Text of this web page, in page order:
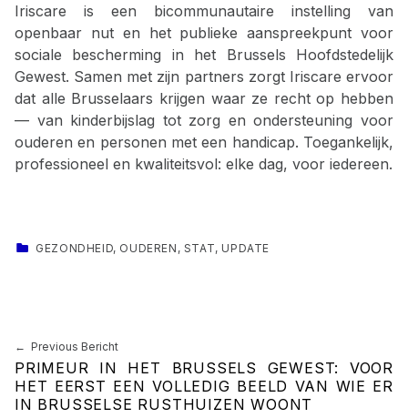
Iriscare is een bicommunautaire instelling van
openbaar nut en het publieke aanspreekpunt voor
sociale bescherming in het Brussels Hoofdstedelijk
Gewest. Samen met zijn partners zorgt Iriscare ervoor
dat alle Brusselaars krijgen waar ze recht op hebben
— van kinderbijslag tot zorg en ondersteuning voor
ouderen en personen met een handicap. Toegankelijk,
professioneel en kwaliteitsvol: elke dag, voor iedereen.
CATEGORIZED IN:
GEZONDHEID, OUDEREN , STAT,UPDATE
Berichtnavigatie
Previous Bericht
PRIMEUR IN HET BRUSSELS GEWEST: VOOR
HET EERST EEN VOLLEDIG BEELD VAN WIE ER
IN BRUSSELSE RUSTHUIZEN WOONT